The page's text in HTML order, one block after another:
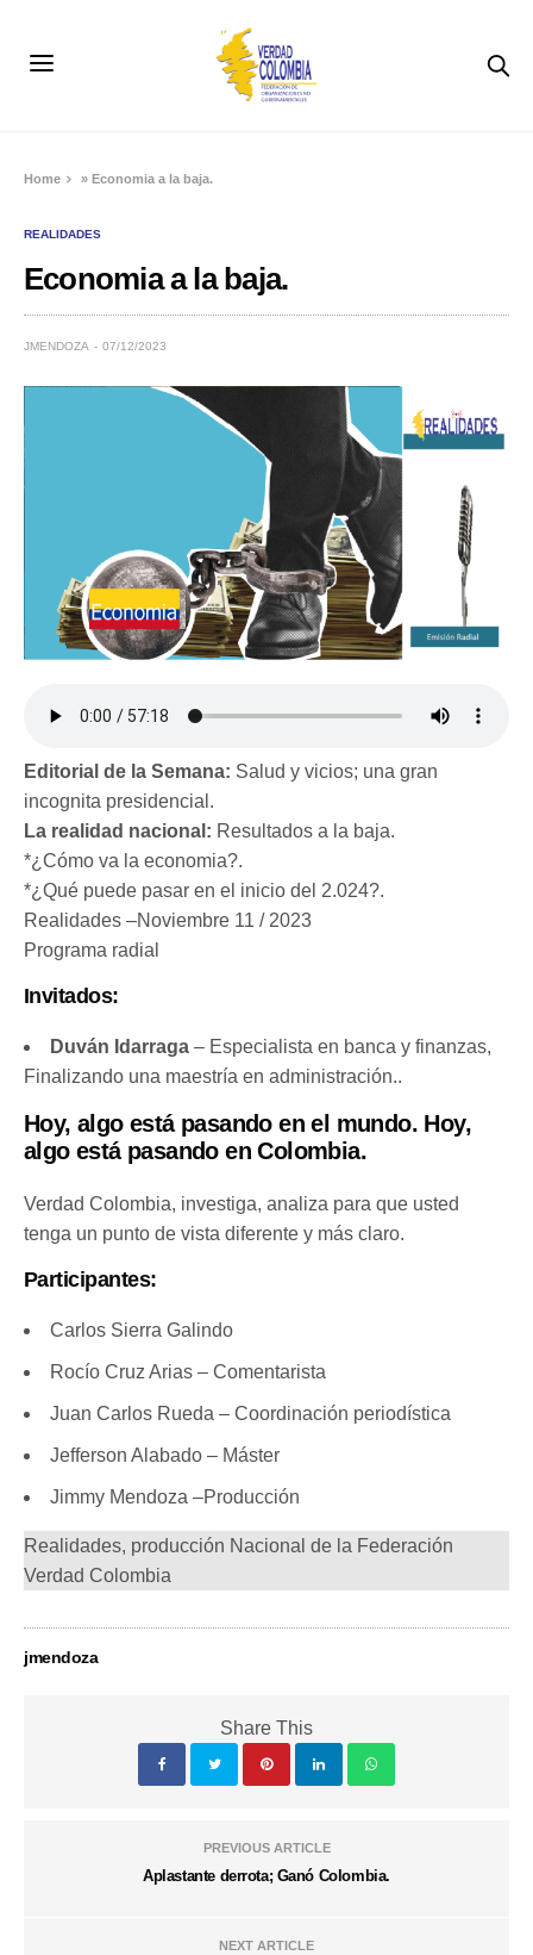
Home »Economia a la baja.
REALIDADES
Economia a la baja.
JMENDOZA 07/12/2023
Editorial de la Semana: Salud y vicios; una gran
incognita presidencial.
La realidad nacional: Resultados a la baja.
*¿Cómo va la economia?.
*¿Qué puede pasar en el inicio del 2.024?.
Realidades –Noviembre 11 / 2023
Programa radial
Invitados:
Duván Idarraga – Especialista en banca y finanzas,
Finalizando una maestría en administración..
Hoy, algo está pasando en el mundo. Hoy,
algo está pasando en Colombia.
Verdad Colombia, investiga, analiza para que usted
tenga un punto de vista diferente y más claro.
Participantes:
Carlos Sierra Galindo
Rocío Cruz Arias – Comentarista
Juan Carlos Rueda – Coordinación periodística
Jefferson Alabado – Máster
Jimmy Mendoza –Producción
Realidades, producción Nacional de la Federación
Verdad Colombia
jmendoza
Share This
PREVIOUS ARTICLE
Aplastante derrota; Ganó Colombia.
NEXT ARTICLE